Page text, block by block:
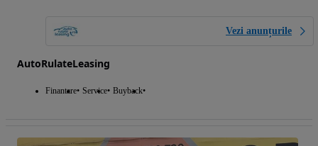
Vezi anunțurile
AutoRulateLeasing
Finantare Service Buyback